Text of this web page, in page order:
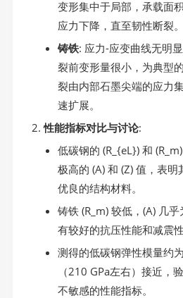
变形集中于局部，承载面
应力下降，直至韧性断裂。
铸铁: 应力-应变曲线无明
裂前变形量很小，为典型
裂由内部石墨尖端的应力
速扩展。
性能指标对比与讨论:
低碳钢的 (R_{eL}) 和
极高的 (A) 和 (Z) 值，表
优良的结构材料。
铸铁 (R_m) 较低，(A) 几
有较好的抗压性能和减震性
测得的低碳钢弹性模量约
（210 GPa左右）接近，
不敏感的性能指标。